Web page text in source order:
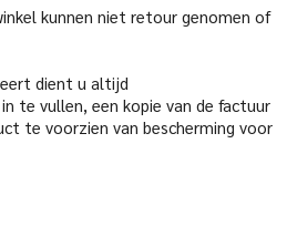
kunnen niet retour genomen of
dient u altijd
te vullen, een kopie van de factuur
te voorzien van bescherming voor